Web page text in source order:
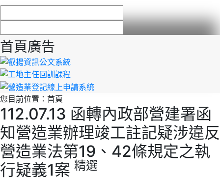
首頁廣告
您目前位置： 首頁
112.07.13 函轉內政部營建署函
知營造業辦理竣工註記疑涉違反
營造業法第19、42條規定之執
行疑義1案 精選